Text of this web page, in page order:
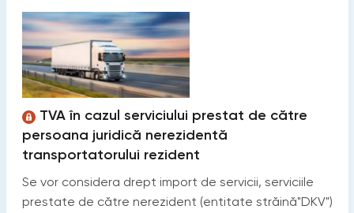
TVA în cazul serviciului prestat de către
persoana juridică nerezidentă
transportatorului rezident
Se vor considera drept import de servicii, serviciile
prestate de către nerezident (entitate străină"DKV")